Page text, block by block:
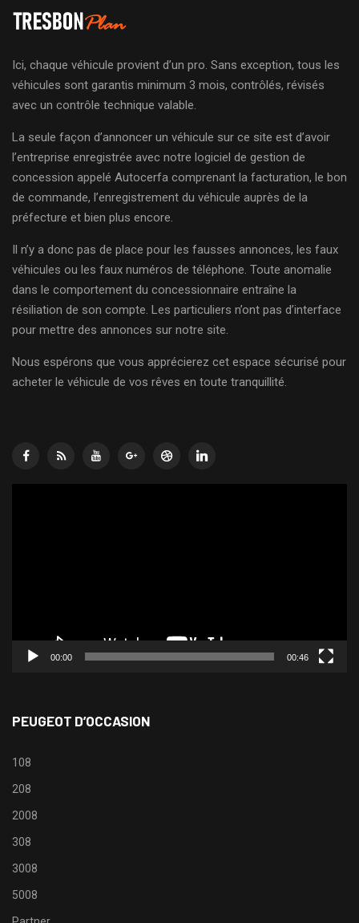
Ici, chaque véhicule provient d’un pro. Sans exception, tous les
véhicules sont garantis minimum 3 mois, contrôlés, révisés
avec un contrôle technique valable.
La seule façon d’annoncer un véhicule sur ce site est d’avoir
l’entreprise enregistrée avec notre logiciel de gestion de
concession appelé Autocerfa comprenant la facturation, le bon
de commande, l’enregistrement du véhicule auprès de la
préfecture et bien plus encore.
Il n’y a donc pas de place pour les fausses annonces, les faux
véhicules ou les faux numéros de téléphone. Toute anomalie
dans le comportement du concessionnaire entraîne la
résiliation de son compte. Les particuliers n’ont pas d’interface
pour mettre des annonces sur notre site.
Nous espérons que vous apprécierez cet espace sécurisé pour
acheter le véhicule de vos rêves en toute tranquillité.
00:00 00:46
PEUGEOT D’OCCASION
108
208
2008
308
3008
5008